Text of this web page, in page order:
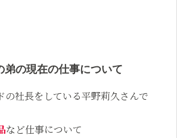
弟の現在の仕事について
の社長をしている平野莉久さんで
など仕事について